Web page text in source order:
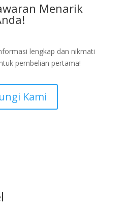
Menarik
lengkap dan nikmati
pembelian pertama!
Kami